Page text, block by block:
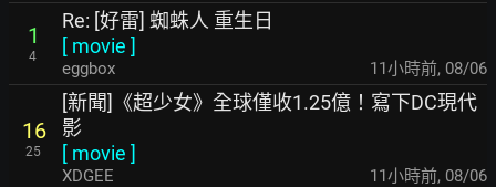
1
4
Re: [好雷] 蜘蛛人 重生日
[ movie ]
eggbox 11小時前, 08/06
16
25
[新聞]《超少女》全球僅收1.25億！寫下DC現代
影
[ movie ]
XDGEE 11小時前, 08/06